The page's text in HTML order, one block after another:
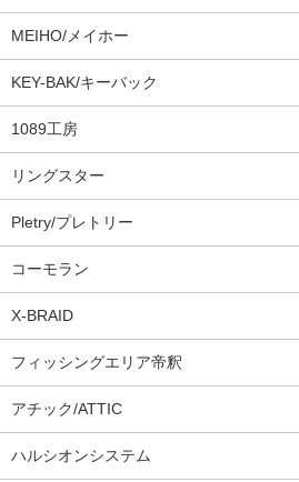
MEIHO/メイホー
KEY-BAK/キーバック
1089工房
リングスター
Pletry/プレトリー
コーモラン
X-BRAID
フィッシングエリア帝釈
アチック/ATTIC
ハルシオンシステム